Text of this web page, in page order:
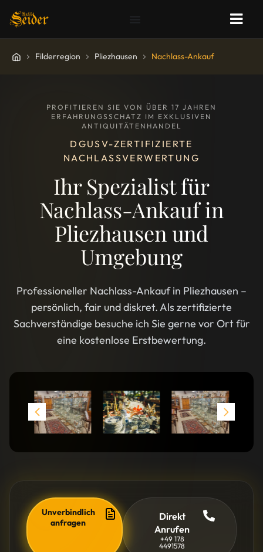
Filderregion Pliezhausen Nachlass-Ankauf
PROFITIEREN SIE VON ÜBER 17 JAHREN
ERFAHRUNGSSCHATZ IM EXKLUSIVEN
ANTIQUITÄTENHANDEL
DGUSV-ZERTIFIZIERTE
NACHLASSVERWERTUNG
Ihr Spezialist für
Nachlass-Ankauf in
Pliezhausen und
Umgebung
Professioneller Nachlass-Ankauf in Pliezhausen –
persönlich, fair und diskret. Als zertifizierte
Sachverständige besuche ich Sie gerne vor Ort für
eine kostenlose Erstbewertung.
Unverbindlich
anfragen
Direkt
Anrufen
+49 178
4491578